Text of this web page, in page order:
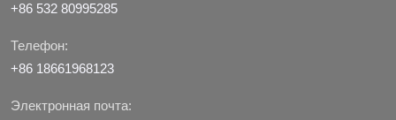
+86 532 80995285
Телефон:
+86 18661968123
Электронная почта: